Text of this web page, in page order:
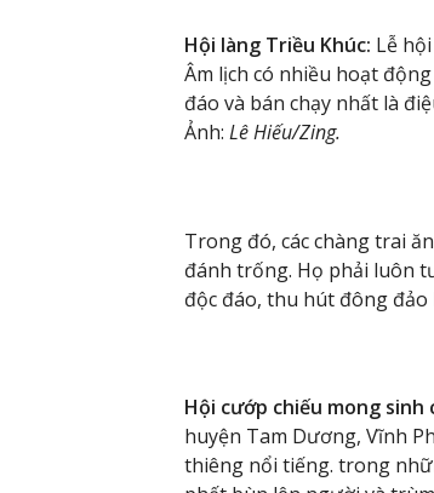
Hội làng Triều Khúc: Lễ
Âm lịch có nhiều hoạt
đáo và bán chạy nhất là
Ảnh: Lê Hiếu/Zing.
Trong đó, các chàng trai
đánh trống. Họ phải luôn
độc đáo, thu hút đông đảo
Hội cướp chiếu mong sinh
huyện Tam Dương, Vĩnh
thiêng nổi tiếng. trong